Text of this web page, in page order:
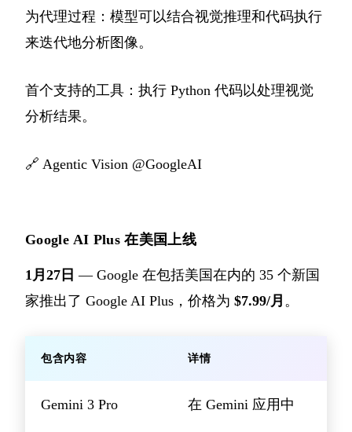
为代理过程：模型可以结合视觉推理和代码执行
来迭代地分析图像。
首个支持的工具：执行 Python 代码以处理视觉
分析结果。
🔗 Agentic Vision @GoogleAI
Google AI Plus 在美国上线
1月27日 — Google 在包括美国在内的 35 个新国
家推出了 Google AI Plus，价格为 $7.99/月 。
包含内容 详情
Gemini 3 Pro 在 Gemini 应用中